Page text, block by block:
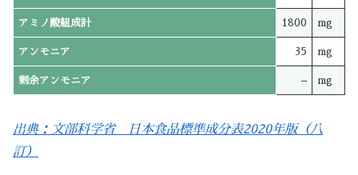
アミノ酸組成計 1800 mg
アンモニア 35 mg
剰余アンモニア – mg
出典：文部科学省 日本食品標準成分表2020年版（八
訂）